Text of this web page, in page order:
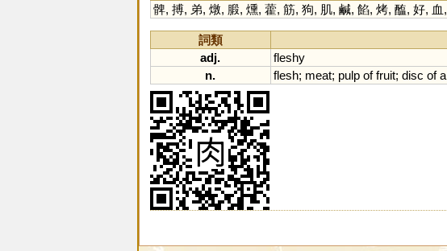
髀, 搏, 弟, 燉, 腶, 燻, 藿, 筋, 狗, 肌, 鹹, 餡, 烤, 醢, 好, 血,
詞類
adj.
fleshy
n.
flesh; meat; pulp of fruit; disc of a